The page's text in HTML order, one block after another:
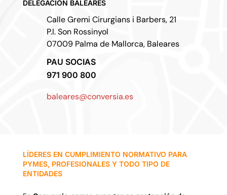
DELEGACIÓN BALEARES
Calle Gremi Cirurgians i Barbers, 21
P.I. Son Rossinyol
07009 Palma de Mallorca, Baleares
PAU SOCIAS
971 900 800
baleares@conversia.es
LÍDERES EN CUMPLIMIENTO NORMATIVO PARA
PYMES, PROFESIONALES Y TODO TIPO DE
ENTIDADES